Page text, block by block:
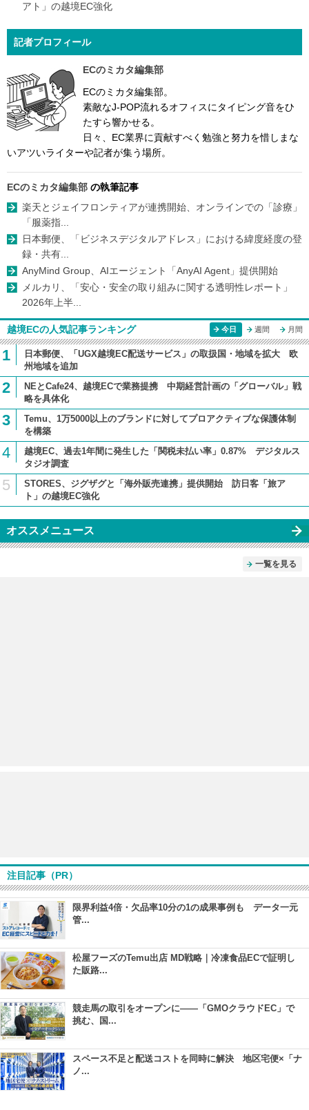
アト」の越境EC強化
記者プロフィール
ECのミカタ編集部
ECのミカタ編集部。
素敵なJ-POP流れるオフィスにタイピング音をひ
たすら響かせる。
日々、EC業界に貢献すべく勉強と努力を惜しまな
いアツいライターや記者が集う場所。
ECのミカタ編集部 の執筆記事
楽天とジェイフロンティアが連携開始、オンラインでの「診療」
「服薬指...
日本郵便、「ビジネスデジタルアドレス」における緯度経度の登
録・共有...
AnyMind Group、AIエージェント「AnyAI Agent」提供開始
メルカリ、「安心・安全の取り組みに関する透明性レポート」
2026年上半...
越境ECの人気記事ランキング 今日 週間 月間
1
日本郵便、「UGX越境EC配送サービス」の取扱国・地域を拡大 欧
州地域を追加
2
NEとCafe24、越境ECで業務提携 中期経営計画の「グローバル」戦
略を具体化
3
Temu、1万5000以上のブランドに対してプロアクティブな保護体制
を構築
4
越境EC、過去1年間に発生した「関税未払い率」0.87% デジタルス
タジオ調査
5
STORES、ジグザグと「海外販売連携」提供開始 訪日客「旅ア
ト」の越境EC強化
オススメニュース
一覧を見る
注目記事（PR）
限界利益4倍・欠品率10分の1の成果事例も データ一元
管...
松屋フーズのTemu出店 MD戦略｜冷凍食品ECで証明し
た販路...
競走馬の取引をオープンに――「GMOクラウドEC」で
挑む、国...
スペース不足と配送コストを同時に解決 地区宅便×「ナ
ノ...